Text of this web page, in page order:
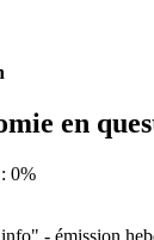
en
0%
- émission